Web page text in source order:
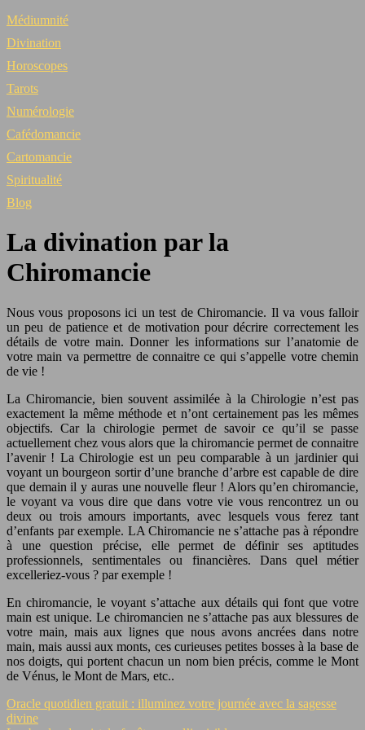
Médiumnité
Divination
Horoscopes
Tarots
Numérologie
Cafédomancie
Cartomancie
Spiritualité
Blog
La divination par la
Chiromancie
Nous vous proposons ici un test de Chiromancie. Il va vous falloir
un peu de patience et de motivation pour décrire correctement les
détails de votre main. Donner les informations sur l’anatomie de
votre main va permettre de connaitre ce qui s’appelle votre chemin
de vie !
La Chiromancie, bien souvent assimilée à la Chirologie n’est pas
exactement la même méthode et n’ont certainement pas les mêmes
objectifs. Car la chirologie permet de savoir ce qu’il se passe
actuellement chez vous alors que la chiromancie permet de connaitre
l’avenir ! La Chirologie est un peu comparable à un jardinier qui
voyant un bourgeon sortir d’une branche d’arbre est capable de dire
que demain il y auras une nouvelle fleur ! Alors qu’en chiromancie,
le voyant va vous dire que dans votre vie vous rencontrez un ou
deux ou trois amours importants, avec lesquels vous ferez tant
d’enfants par exemple. LA Chiromancie ne s’attache pas à répondre
à une question précise, elle permet de définir ses aptitudes
professionnels, sentimentales ou financières. Dans quel métier
excelleriez-vous ? par exemple !
En chiromancie, le voyant s’attache aux détails qui font que votre
main est unique. Le chiromancien ne s’attache pas aux blessures de
votre main, mais aux lignes que nous avons ancrées dans notre
main, mais aussi aux monts, ces curieuses petites bosses à la base de
nos doigts, qui portent chacun un nom bien précis, comme le Mont
de Vénus, le Mont de Mars, etc..
Oracle quotidien gratuit : illuminez votre journée avec la sagesse
divine